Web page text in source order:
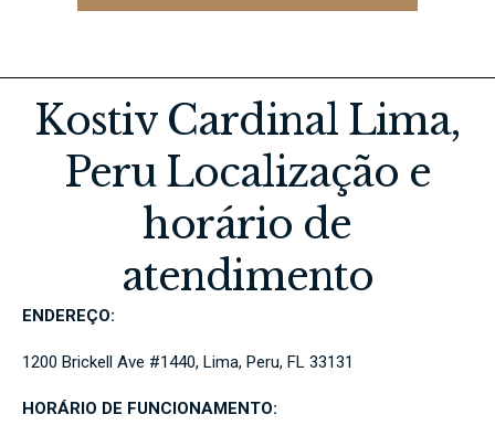
Kostiv Cardinal Lima,
Peru Localização e
horário de
atendimento
ENDEREÇO:
1200 Brickell Ave #1440, Lima, Peru, FL 33131
HORÁRIO DE FUNCIONAMENTO: